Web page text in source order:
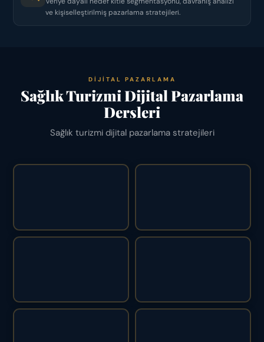
ve kişiselleştirilmiş pazarlama stratejileri.
DIJITAL PAZARLAMA
Sağlık Turizmi Dijital Pazarlama
Dersleri
Sağlık turizmi dijital pazarlama stratejileri